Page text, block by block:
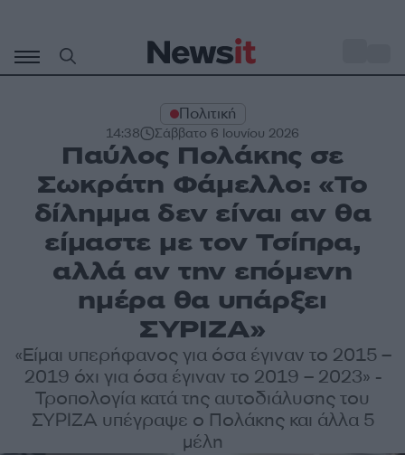
περιεχόμενο
Πολιτική
14:38 Σάββατο 6 Ιουνίου 2026
Παύλος Πολάκης σε
Σωκράτη Φάμελλο: «Το
δίλημμα δεν είναι αν θα
είμαστε με τον Τσίπρα,
αλλά αν την επόμενη
ημέρα θα υπάρξει
ΣΥΡΙΖΑ»
«Είμαι υπερήφανος για όσα έγιναν το 2015 –
2019 όχι για όσα έγιναν το 2019 – 2023» -
Τροπολογία κατά της αυτοδιάλυσης του
ΣΥΡΙΖΑ υπέγραψε ο Πολάκης και άλλα 5
μέλη